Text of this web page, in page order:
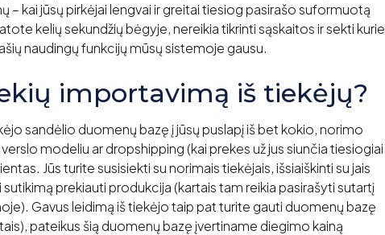
– kai jūsų pirkėjai lengvai ir greitai tiesiog pasirašo suformuotą
kelių sekundžių bėgyje, nereikia tikrinti sąskaitos ir sekti kurie
naudingų funkcijų mūsų sistemoje gausu.
importavimą iš tiekėjų?
sandėlio duomenų bazę į jūsų puslapį iš bet kokio, norimo
modeliu ar dropshipping (kai prekes už jus siunčia tiesiogiai
Jūs turite susisiekti su norimais tiekėjais, išsiaiškinti su jais
prekiauti produkcija (kartais tam reikia pasirašyti sutartį
Gavus leidimą iš tiekėjo taip pat turite gauti duomenų bazę
pateikus šią duomenų bazę įvertiname diegimo kainą